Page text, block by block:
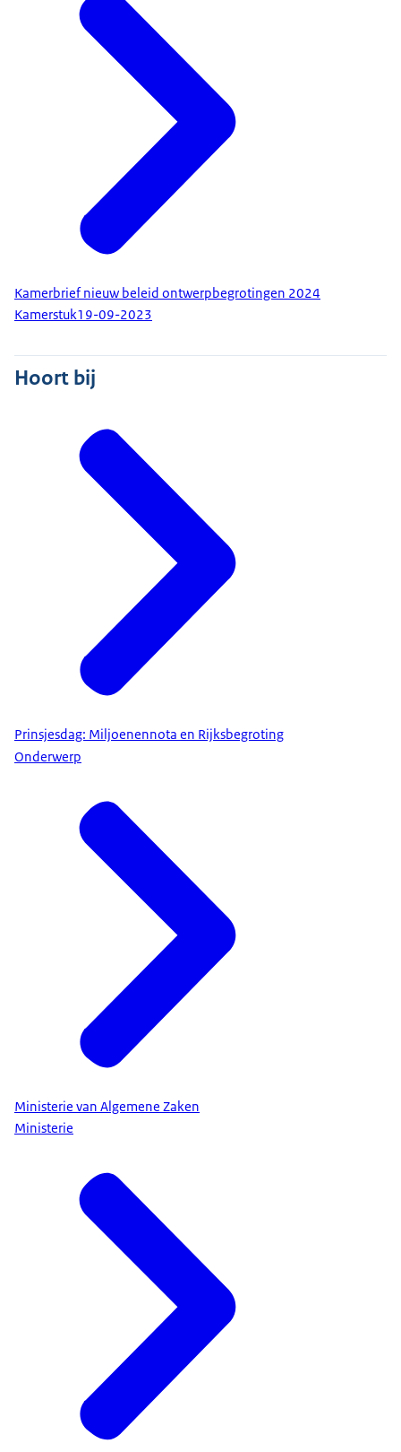
Kamerbrief nieuw beleid ontwerpbegrotingen 2024
Kamerstuk19-09-2023
Hoort bij
Prinsjesdag: Miljoenennota en Rijksbegroting
Onderwerp
Ministerie van Algemene Zaken
Ministerie